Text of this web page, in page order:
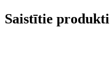
Saistītie produkti